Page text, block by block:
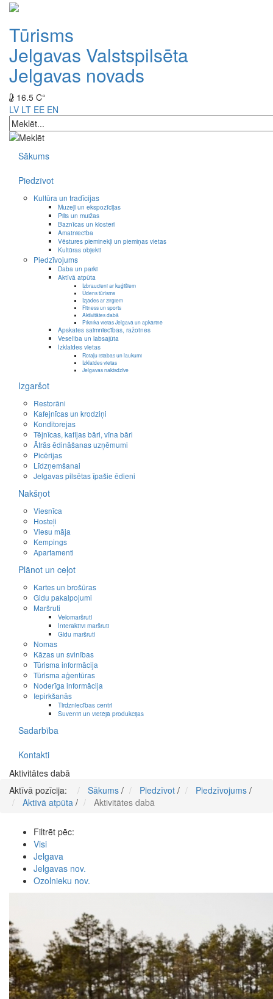
Tūrisms
Jelgavas Valstspilsēta
Jelgavas novads
16.5 C°
LV LT EE EN
Sākums
Piedzīvot
Kultūra un tradīcijas
Muzeji un ekspozīcijas
Pilis un muižas
Baznīcas un klosteri
Amatniecība
Vēstures pieminekļi un piemiņas vietas
Kultūras objekti
Piedzīvojums
Daba un parki
Aktīvā atpūta
Izbraucieni ar kuģīšiem
Ūdens tūrisms
Izjādes ar zirgiem
Fitness un sports
Aktivitātes dabā
Piknika vietas Jelgavā un apkārtnē
Apskates saimniecības, ražotnes
Veselība un labsajūta
Izklaides vietas
Rotaļu istabas un laukumi
Izklaides vietas
Jelgavas naktsdzīve
Izgaršot
Restorāni
Kafejnīcas un krodziņi
Konditorejas
Tējnīcas, kafijas bāri, vīna bāri
Ātrās ēdināšanas uzņēmumi
Picērijas
Līdzņemšanai
Jelgavas pilsētas īpašie ēdieni
Nakšņot
Viesnīca
Hosteļi
Viesu māja
Kempings
Apartamenti
Plānot un ceļot
Kartes un brošūras
Gidu pakalpojumi
Maršruti
Velomaršruti
Interaktīvi maršruti
Gidu maršruti
Nomas
Kāzas un svinības
Tūrisma informācija
Tūrisma aģentūras
Noderīga informācija
Iepirkšanās
Tirdzniecības centri
Suvenīri un vietējā produkcijas
Sadarbība
Kontakti
Aktivitātes dabā
Aktīvā pozīcija:
Sākums / Piedzīvot / Piedzīvojums /
Aktīvā atpūta / Aktivitātes dabā
Filtrēt pēc:
Visi
Jelgava
Jelgavas nov.
Ozolnieku nov.